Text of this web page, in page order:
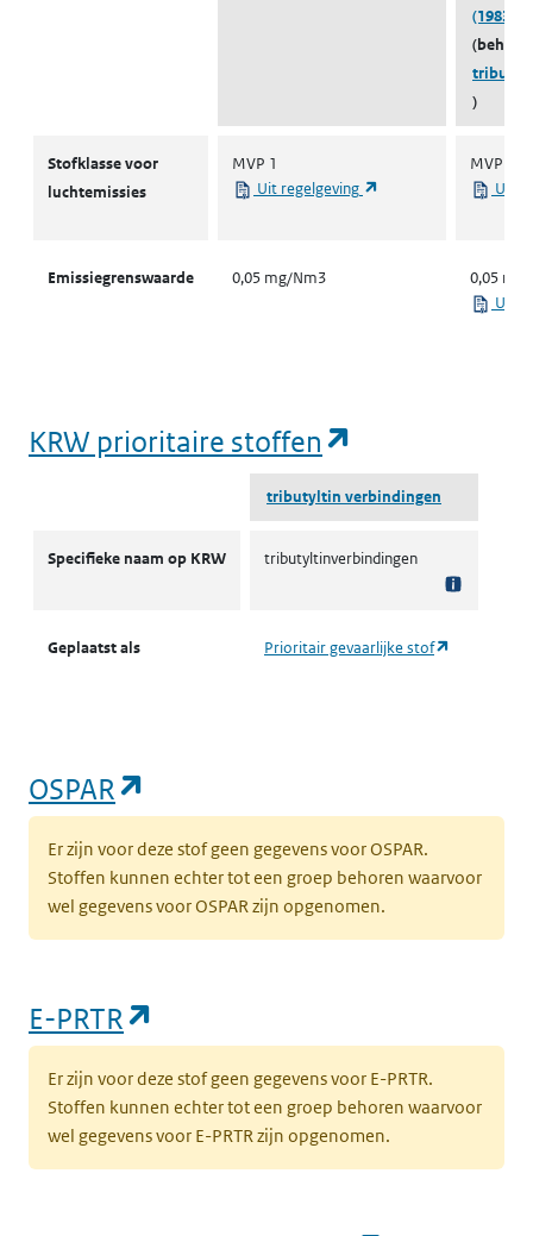
(1983-
)
Stofklasse voor
luchtemissies
MVP 1
Uit regelgeving
(opent in een nieuw
MVP 1
Uit
Emissiegrenswaarde 0,05 mg/Nm3
0,05
Uit
KRW prioritaire stoffen
tributyltin verbindingen
Specifieke naam op KRW tributyltinverbindingen
Geplaatst als Prioritair gevaarlijke stof
OSPAR
Er zijn voor deze stof geen gegevens voor OSPAR.
Stoffen kunnen echter tot een groep behoren waarvoor
wel gegevens voor OSPAR zijn opgenomen.
E-PRTR
Er zijn voor deze stof geen gegevens voor E-PRTR.
Stoffen kunnen echter tot een groep behoren waarvoor
wel gegevens voor E-PRTR zijn opgenomen.